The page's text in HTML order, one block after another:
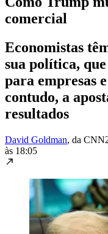
comercial
Economistas
sua política,
para empresas
contudo, a
resultados
David Goldman, da CNN
às 18:05